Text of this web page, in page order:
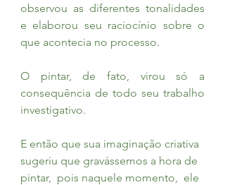
observou as diferentes tonalidades
e elaborou seu raciocínio sobre o
que acontecia no processo.
O pintar, de fato, virou só a
consequência de todo seu trabalho
investigativo.
E então que sua imaginação criativa
sugeriu que gravássemos a hora de
pintar,  pois naquele momento,  ele